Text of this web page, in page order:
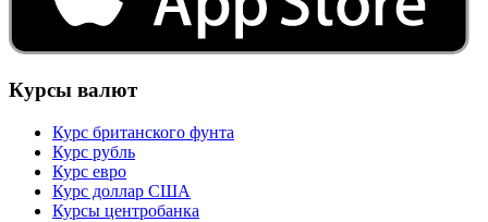
Курсы валют
Курс британского фунта
Курс рубль
Курс евро
Курс доллар США
Курсы центробанка